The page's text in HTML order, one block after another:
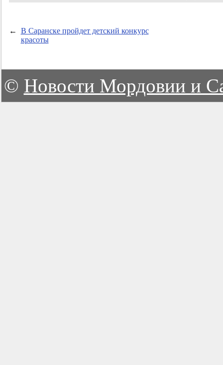
←
В Саранске пройдет детский конкурс
красоты
© Новости Мордовии и